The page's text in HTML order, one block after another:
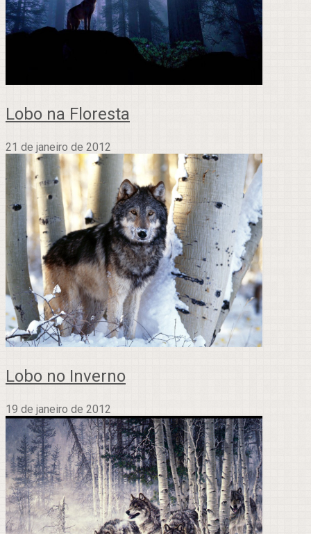
Lobo na Floresta
21 de janeiro de 2012
Lobo no Inverno
19 de janeiro de 2012